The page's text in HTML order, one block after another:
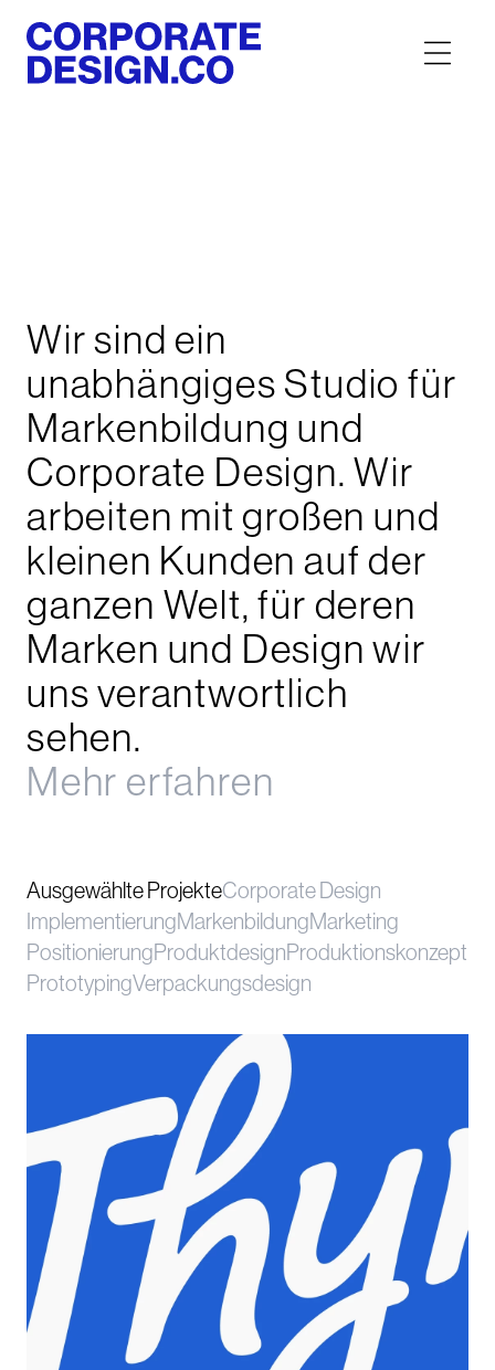
Wir sind ein
unabhängiges Studio für
Markenbildung und
Corporate Design. Wir
arbeiten mit großen und
kleinen Kunden auf der
ganzen Welt, für deren
Marken und Design wir
uns verantwortlich
sehen.
Mehr erfahren
Ausgewählte ProjekteCorporate Design
ImplementierungMarkenbildungMarketing
PositionierungProduktdesignProduktionskonzept
PrototypingVerpackungsdesign